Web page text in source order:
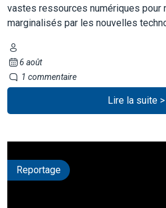
vastes ressources numériques pour
marginalisés par les nouvelles
6 août
1 commentaire
Lire la suite >
Reportage